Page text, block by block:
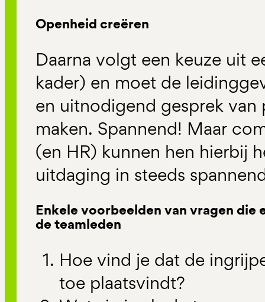
Openheid creëren
Daarna volgt een keuze uit
kader) en moet de
en uitnodigend gesprek van
maken. Spannend! Maar
(en HR) kunnen hen hierbij
uitdaging in steeds
Enkele voorbeelden van vragen die
de teamleden
Hoe vind je dat de
toe plaatsvindt?